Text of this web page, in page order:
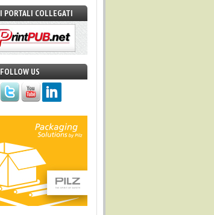
I PORTALI COLLEGATI
FOLLOW US